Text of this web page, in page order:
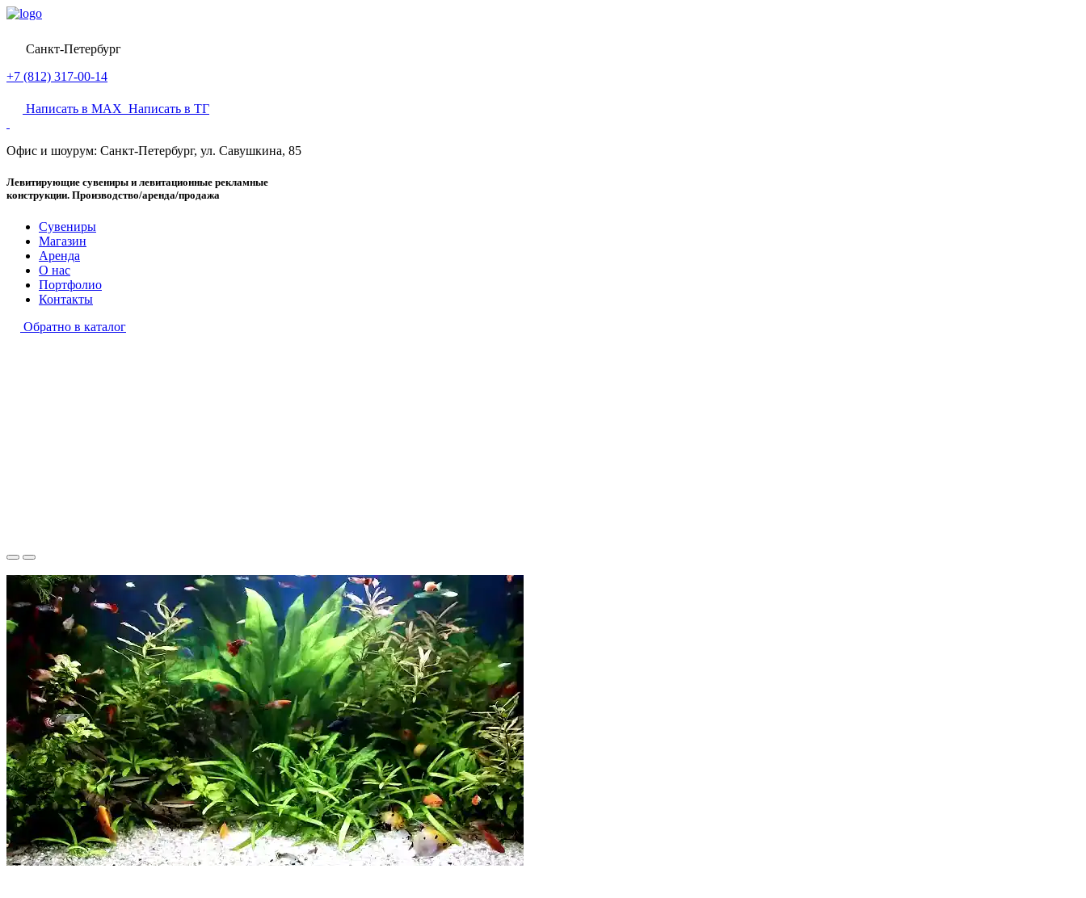
Санкт-Петербург
+7 (812) 317-00-14
Написать в MAX Написать в ТГ
Офис и шоурум: Санкт-Петербург, ул. Савушкина, 85
Левитирующие сувениры и левитационные рекламные
конструкции. Производство/аренда/продажа
Сувениры
Магазин
Аренда
О нас
Портфолио
Контакты
Обратно в каталог